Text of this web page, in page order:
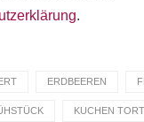
.
ERDBEEREN
KUCHEN